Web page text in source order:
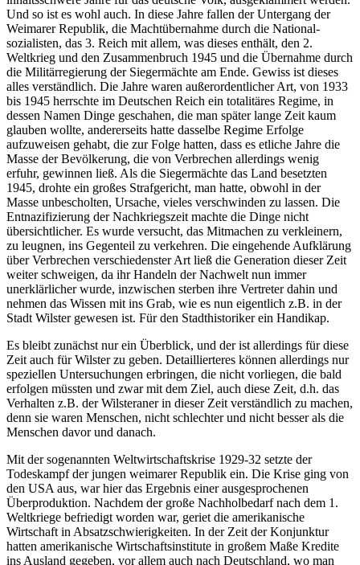
Und so ist es wohl auch. In diese Jahre fallen der Untergang der
Weimarer Republik, die Machtübernahme durch die National-
sozialisten, das 3. Reich mit allem, was dieses enthält, den 2.
Weltkrieg und den Zusammenbruch 1945 und die Übernahme durch
die Militärregierung der Siegermächte am Ende. Gewiss ist dieses
alles verständlich. Die Jahre waren außerordentlicher Art, von 1933
bis 1945 herrschte im Deutschen Reich ein totalitäres Regime, in
dessen Namen Dinge geschahen, die man später lange Zeit kaum
glauben wollte, andererseits hatte dasselbe Regime Erfolge
aufzuweisen gehabt, die zur Folge hatten, dass es etliche Jahre die
Masse der Bevölkerung, die von Verbrechen allerdings wenig
erfuhr, gewinnen ließ. Als die Siegermächte das Land besetzten
1945, drohte ein großes Strafgericht, man hatte, obwohl in der
Masse unbescholten, Ursache, vieles verschwinden zu lassen. Die
Entnazifizierung der Nachkriegszeit machte die Dinge nicht
übersichtlicher. Es wurde versucht, das Mitmachen zu verkleinern,
zu leugnen, ins Gegenteil zu verkehren. Die eingehende Aufklärung
über Verbrechen verschiedenster Art ließ die Generation dieser Zeit
weiter schweigen, da ihr Handeln der Nachwelt nun immer
unerklärlicher wurde, inzwischen sterben ihre Vertreter dahin und
nehmen das Wissen mit ins Grab, wie es nun eigentlich z.B. in der
Stadt Wilster gewesen ist. Für den Stadthistoriker ein Handikap.
Es bleibt zunächst nur ein Überblick, und der ist allerdings für diese
Zeit auch für Wilster zu geben. Detaillierteres können allerdings nur
speziellen Untersuchungen erbringen, die nicht vorliegen, die bald
erfolgen müssten und zwar mit dem Ziel, auch diese Zeit, d.h. das
Verhalten z.B. der Wilsteraner in dieser Zeit verständlich zu machen,
denn sie waren Menschen, nicht schlechter und nicht besser als die
Menschen davor und danach.
Mit der sogenannten Weltwirtschaftskrise 1929-32 setzte der
Todeskampf der jungen weimarer Republik ein. Die Krise ging von
den USA aus, war hier das Ergebnis einer ausgesprochenen
Überproduktion. Nachdem der große Nachholbedarf nach dem 1.
Weltkriege befriedigt worden war, geriet die amerikanische
Wirtschaft in Absatzschwierigkeiten. In der Zeit der Konjunktur
hatten amerikanische Wirtschaftsinstitute in großem Maße Kredite
ins Ausland gegeben, vor allem auch nach Deutschland, wo man